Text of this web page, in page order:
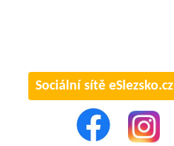
Sociální sítě eSlezsko.cz